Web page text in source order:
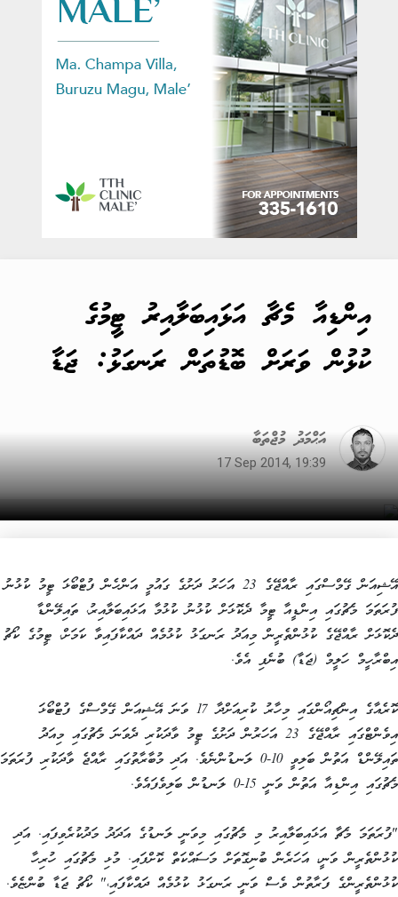
އިންޑިއާ މެޗާ އަޅައިބަލާއިރު ޓީމުގެ
ކުޅުން ވަރަށް ބޮޑުތަން ރަނގަޅު: ޖަޑާ
އަޙްމަދު މުޖްތަބާ
17 Sep 2014, 19:39
އޭޝިއަން ގޭމްސްގައި ރާއްޖޭގެ 23 އަހަރު ދަށުގެ ގައުމީ އަންހެން ފުޓްބޯޅަ ޓީމު ކުޅުނު
ފުރަތަމަ މެޗުގައި އިންޑީއާ ޓީމާ ދެކޮޅަށް ކުޅުނު ކުޅުމާ އަޅައިބަލާއިރު، ތައިލޭންޑާ
ދެކޮޅަށް ރާއްޖޭގެ ކުޅުންތެރީން މިއަދު ރަނގަޅު ކުޅުމެއް ދައްކާފައިވާ ކަމަށް، ޓީމުގެ ކޯޗު
އިބްރާހީމް ހަލީމް (ޖަޑާ) ބުނެފި އެވެ.
ކޮރެއާގެ އިންޗިއޯންގައި މިހާރު ކުރިއަށްދާ 17 ވަނަ އޭޝިއަން ގޭމްސްގެ ފުޓްބޯޅަ
އިވެންޓްގައި ރާއްޖޭގެ 23 އަހަރުން ދަށުގެ ޓީމު ވާދަކުރި ދެވަނަ މެޗުގައި މިއަދު
ތައިލޭންޑް އަތުން ބަލިވީ 10-0 ލަނޑުންނެވެ. އަދި މުބާރާތުގައި ރާއްޖެ ވާދަކުރި ފުރަތަމަ
މެޗުގައި އިންޑިއާ އަތުން ވަނީ 15-0 ލަނޑުން ބަލިވެފައެވެ.
"ފުރަތަމަ މެޗާ އަޅައިބަލާއިރު މި މެޗުގައި މިވަނީ ލަނޑުގެ އަދަދު މަދުކުރެވިފައި. އަދި
ކުޅުންތެރީން ވަނީ، އަހަރެން ބުނިގޮތަށް މަސައްކަތް ކޮށްފައި. މުޅި މެޗުގައި ހުރިހާ
ކުޅުންތެރީންގެ ފަރާތުން ވެސް ވަނީ ރަނގަޅު ކުޅުމެއް ދައްކާފައި،" ކޯޗު ޖަޑާ ބުންޏެވެ.